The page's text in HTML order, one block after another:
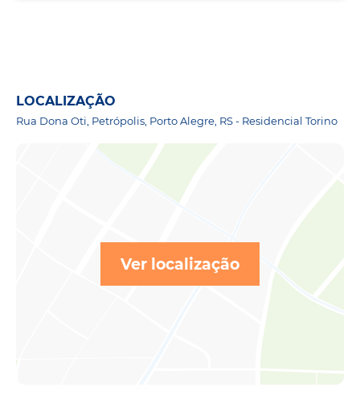
LOCALIZAÇÃO
Rua Dona Oti, Petrópolis, Porto Alegre, RS - Residencial Torino
Ver localização